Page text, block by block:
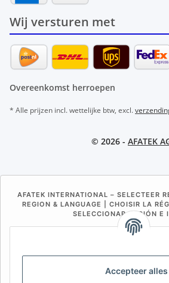
Accepteer alles
Wij versturen met
Overeenkomst herroepen
* Alle prijzen incl. wettelijke btw, excl.
© 2026 - AFATEK
AFATEK INTERNATIONAL – SELECTEER
REGION & LANGUAGE | CHOISIR LA
SELECCIONAR REGIÓN E
CH (IT) BE (NL)